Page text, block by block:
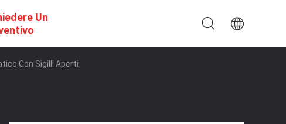
Un
Con Sigilli Aperti